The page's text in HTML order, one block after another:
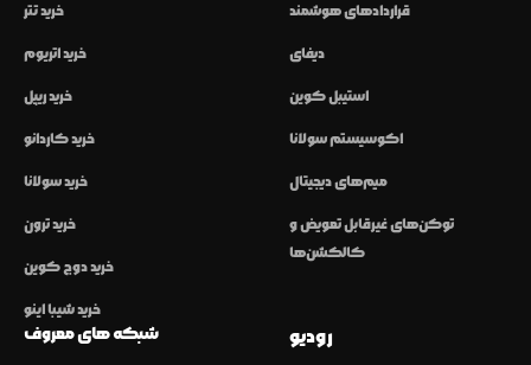
خرید تتر
خرید اتریوم
خرید ریپل
خرید کاردانو
خرید سولانا
خرید ترون
خرید دوج کوین
خرید شیبا اینو
قراردادهای هوشمند
دیفای
استیبل کوین
اکوسیستم سولانا
میم‌های دیجیتال
توکن‌های غیرقابل تعویض و
کالکشن‌ها
شبکه های معروف رودیو